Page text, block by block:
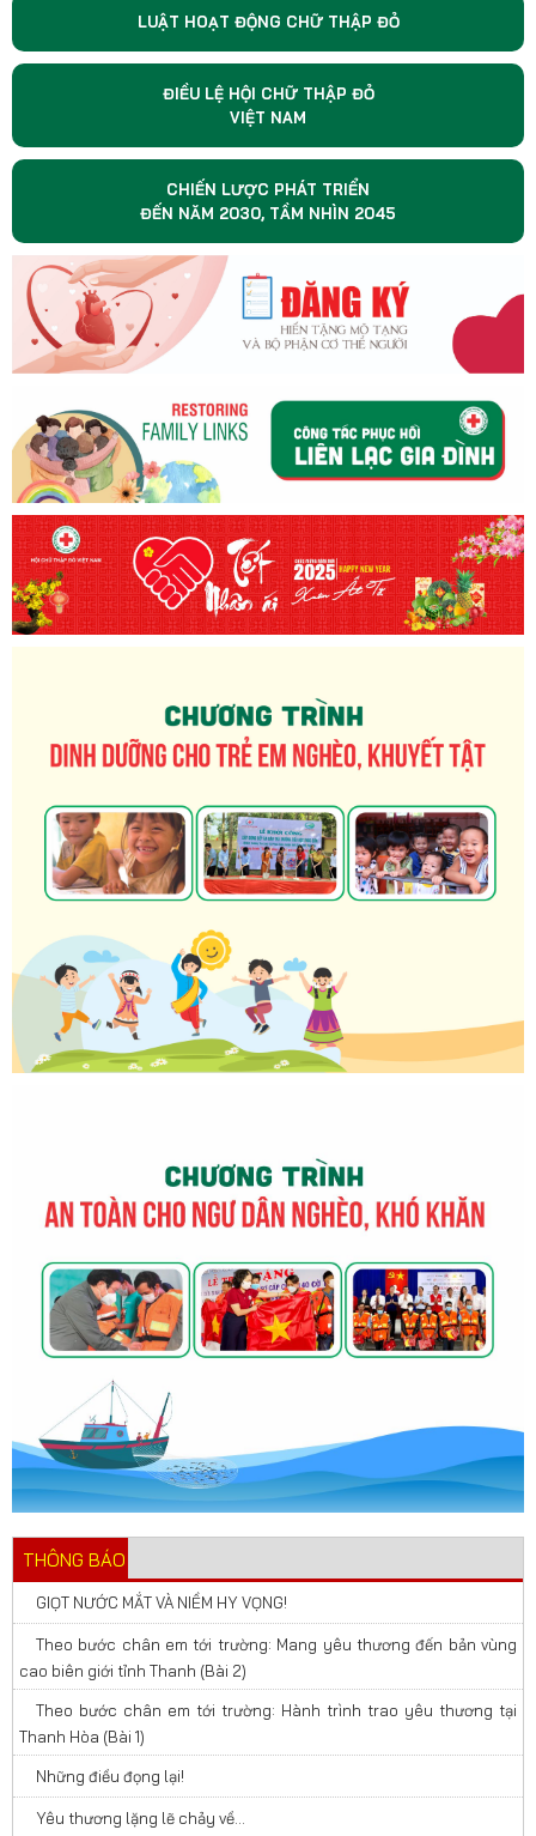
LUẬT HOẠT ĐỘNG CHỮ THẬP ĐỎ
ĐIỀU LỆ HỘI CHỮ THẬP ĐỎ
VIỆT NAM
CHIẾN LƯỢC PHÁT TRIỂN
ĐẾN NĂM 2030, TẦM NHÌN 2045
THÔNG BÁO
GIỌT NƯỚC MẮT VÀ NIỀM HY VỌNG!
Theo bước chân em tới trường: Mang yêu thương đến bản vùng
cao biên giới tỉnh Thanh (Bài 2)
Theo bước chân em tới trường: Hành trình trao yêu thương tại
Thanh Hòa (Bài 1)
Những điều đọng lại!
Yêu thương lặng lẽ chảy về…